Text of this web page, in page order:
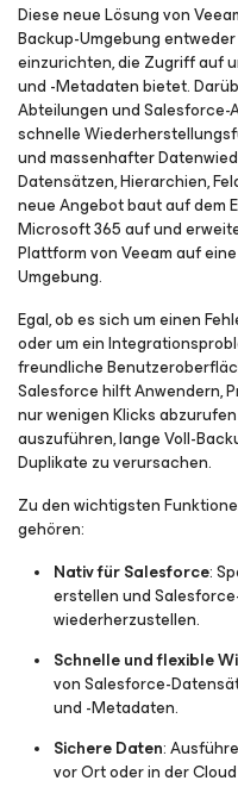
Diese neue Lösung von
Backup-Umgebung
einzurichten, die Zugriff auf
und -Metadaten bietet.
Abteilungen und
schnelle
und massenhafter
Datensätzen, Hierarchien,
neue Angebot baut auf dem
Microsoft 365auf und
Plattform von Veeam auf
Umgebung.
Egal, ob es sich um einen
oder um ein
freundliche
Salesforcehilft Anwendern,
nur wenigen Klicks
auszuführen, lange Voll-
Duplikate zu verursachen.
Zu den wichtigsten
gehören:
Nativ für Salesforce:
erstellen und
wiederherzustellen.
Schnelle und flexible
von Salesforce-
und -Metadaten.
Sichere Daten:
vor Ort oder in der Cloud